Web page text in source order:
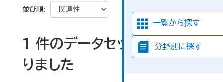
一覧から探す
分野別に探す
並び順
1 件のデータセットが見つか
りました